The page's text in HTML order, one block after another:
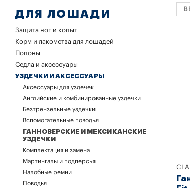
ДЛЯ ЛОШАДИ
Защита ног и копыт
Корм и лакомства для лошадей
Попоны
Седла и аксессуары
УЗДЕЧКИ И АКСЕССУАРЫ
Аксессуары для уздечек
Английские и комбинированные уздечки
Безтрензельные уздечки
Вспомогательные поводья
ГАННОВЕРСКИЕ И МЕКСИКАНСКИЕ
УЗДЕЧКИ
Комплектация и замена
Мартингалы и подперсья
Налобные ремни
Поводья